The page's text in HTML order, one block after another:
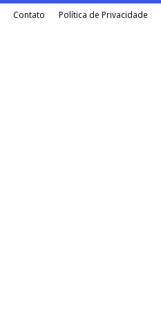
Contato Política de Privacidade